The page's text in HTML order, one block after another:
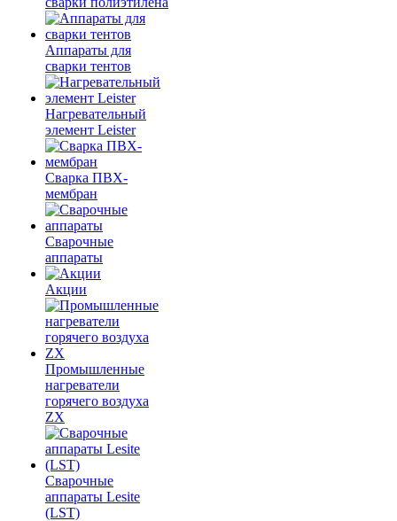
Аппараты для
сварки тентов
Нагревательный
элемент Leister
Сварка ПВХ-
мембран
Сварочные
аппараты
Акции
Промышленные
нагреватели
горячего воздуха
ZX
Сварочные
аппараты Lesite
(LST)